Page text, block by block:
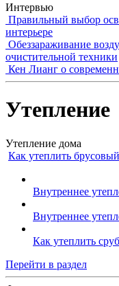
Интервью
Правильный выбор
интерьере
Обеззараживание
очистительной техники
Кен Лианг о
Утепление
Утепление дома
Как утеплить
Внутреннее
Внутреннее
Как утеплить
Перейти в раздел